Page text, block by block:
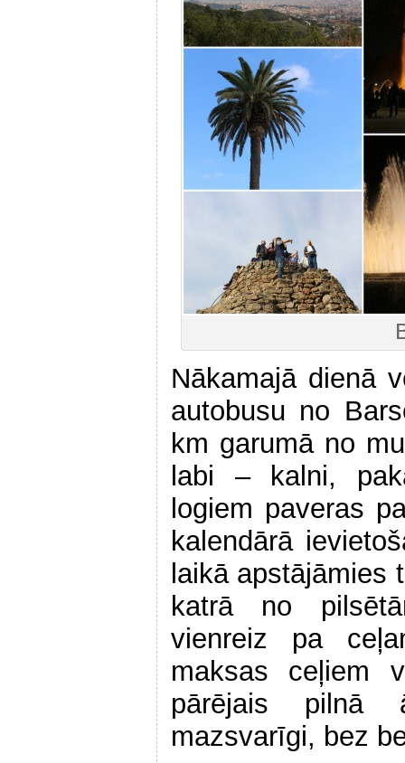
Nākamajā dienā
autobusu no
km garumā no
labi – kalni,
logiem paveras
kalendārā
laikā apstājāmies
katrā no
vienreiz pa
maksas ceļiem
pārējais pilnā
mazsvarīgi, bez